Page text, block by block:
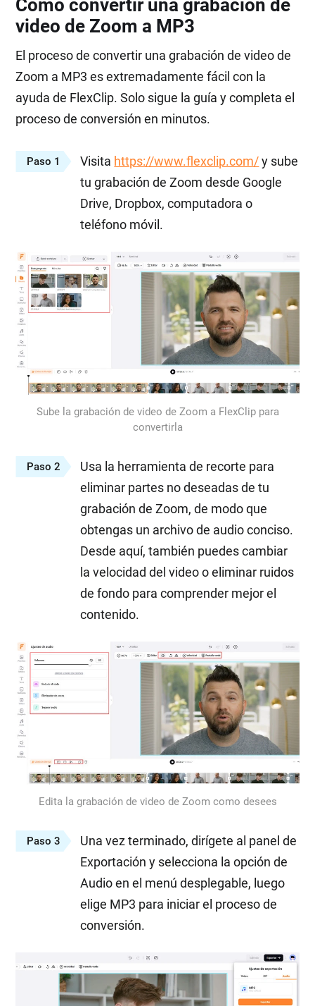
Cómo convertir una grabación de
video de Zoom a MP3
El proceso de convertir una grabación de video de
Zoom a MP3 es extremadamente fácil con la
ayuda de FlexClip. Solo sigue la guía y completa el
proceso de conversión en minutos.
Paso 1 Visita https://www.flexclip.com/y sube
tu grabación de Zoom desde Google
Drive, Dropbox, computadora o
teléfono móvil.
Sube la grabación de video de Zoom a FlexClip para
convertirla
Paso 2
Usa la herramienta de recorte para
eliminar partes no deseadas de tu
grabación de Zoom, de modo que
obtengas un archivo de audio conciso.
Desde aquí, también puedes cambiar
la velocidad del video o eliminar ruidos
de fondo para comprender mejor el
contenido.
Edita la grabación de video de Zoom como desees
Paso 3
Una vez terminado, dirígete al panel de
Exportación y selecciona la opción de
Audio en el menú desplegable, luego
elige MP3 para iniciar el proceso de
conversión.